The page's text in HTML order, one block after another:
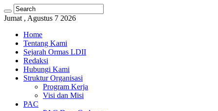
Jumat , Agustus 7 2026
Home
Tentang Kami
Sejarah Ormas LDII
Redaksi
Hubungi Kami
Struktur Organisasi
Program Kerja
Visi dan Misi
PAC